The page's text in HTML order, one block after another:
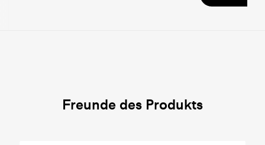
Freunde des Produkts